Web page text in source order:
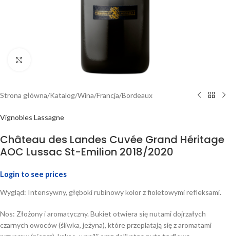
Strona główna/Katalog/Wina/Francja/Bordeaux
Vignobles Lassagne
Château des Landes Cuvée Grand Héritage
AOC Lussac St-Emilion 2018/2020
Login to see prices
Wygląd: Intensywny, głęboki rubinowy kolor z fioletowymi refleksami.
Nos: Złożony i aromatyczny. Bukiet otwiera się nutami dojrzałych
czarnych owoców (śliwka, jeżyna), które przeplatają się z aromatami